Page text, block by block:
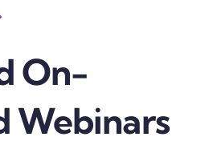
On-
Webinars